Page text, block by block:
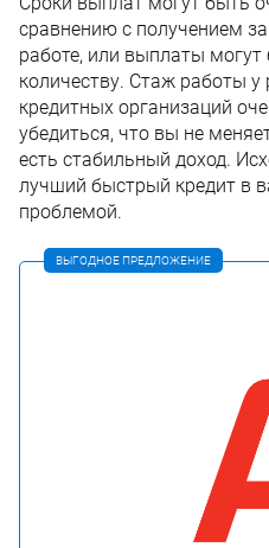
сравнению с получением
работе, или выплаты
количеству. Стаж работы у
кредитных организаций
убедиться, что вы не
есть стабильный доход.
лучший быстрый кредит в
проблемой.
ВЫГОДНОЕ ПРЕДЛОЖЕНИЕ